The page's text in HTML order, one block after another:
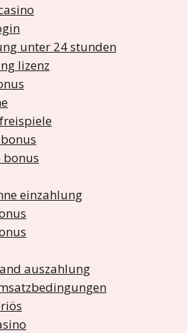
unter 24 stunden
lizenz
bonus
einzahlung
auszahlung